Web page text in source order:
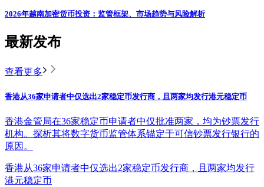
2026年越南加密货币投资：监管框架、市场趋势与风险解析
最新发布
查看更多
香港从36家申请者中仅选出2家稳定币发行商，且两家均发行港元稳定币
香港金管局在36家稳定币申请者中仅批准两家，均为钞票发行
机构。探析其将数字货币监管体系锚定于可信钞票发行银行的
原因。
香港从36家申请者中仅选出2家稳定币发行商，且两家均发行
港元稳定币